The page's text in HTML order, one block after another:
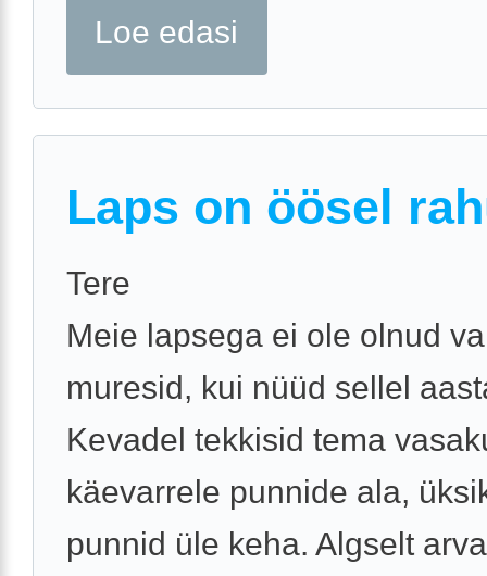
Loe edasi
Laps on öösel
Tere
Meie lapsega ei ole olnud
muresid, kui nüüd sellel
Kevadel tekkisid tema
käevarrele punnide ala,
punnid üle keha. Algselt